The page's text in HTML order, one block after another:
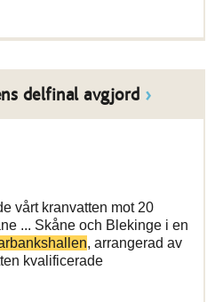
delfinal avgjord
vårt kranvatten mot 20
... Skåne och Blekinge i en
, arrangerad av
kvalificerade